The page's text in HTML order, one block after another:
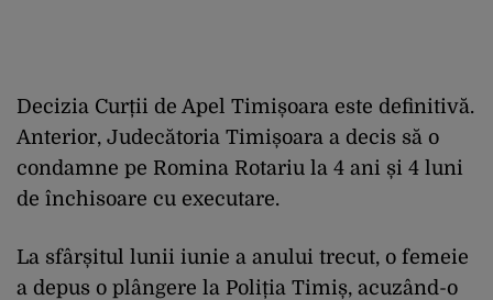
Decizia Curții de Apel Timișoara este definitivă.
Anterior, Judecătoria Timișoara a decis să o
condamne pe Romina Rotariu la 4 ani și 4 luni
de închisoare cu executare.
La sfârșitul lunii iunie a anului trecut, o femeie
a depus o plângere la Poliția Timiș, acuzând-o